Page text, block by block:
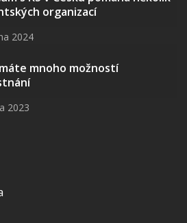
organizací
2024
máte mnoho možností
2023